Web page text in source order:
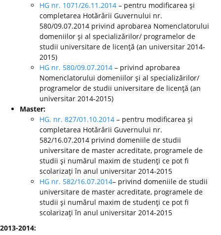
HG nr. 1071/26.11.2014 – pentru modificarea şi
completarea Hotărârii Guvernului nr.
580/09.07.2014 privind aprobarea Nomenclatorului
domeniilor şi al specializărilor/ programelor de
studii universitare de licenţă (an universitar 2014-
2015)
HG nr. 580/09.07.2014 – privind aprobarea
Nomenclatorului domeniilor şi al specializărilor/
programelor de studii universitare de licenţă (an
universitar 2014-2015)
Master:
HG. nr. 827/01.10.2014 – pentru modificarea şi
completarea Hotărârii Guvernului nr.
582/16.07.2014 privind domeniile de studii
universitare de master acreditate, programele de
studii şi numărul maxim de studenţi ce pot fi
scolarizaţi în anul universitar 2014-2015
HG nr. 582/16.07.2014– privind domeniile de studii
universitare de master acreditate, programele de
studii şi numărul maxim de studenţi ce pot fi
scolarizaţi în anul universitar 2014-2015
2013-2014: